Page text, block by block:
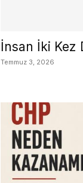
İnsan İki Kez
Temmuz 3, 2026